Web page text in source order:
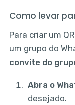
Como levar
Para criar um
um grupo do
convite do
Abra o
desejado.